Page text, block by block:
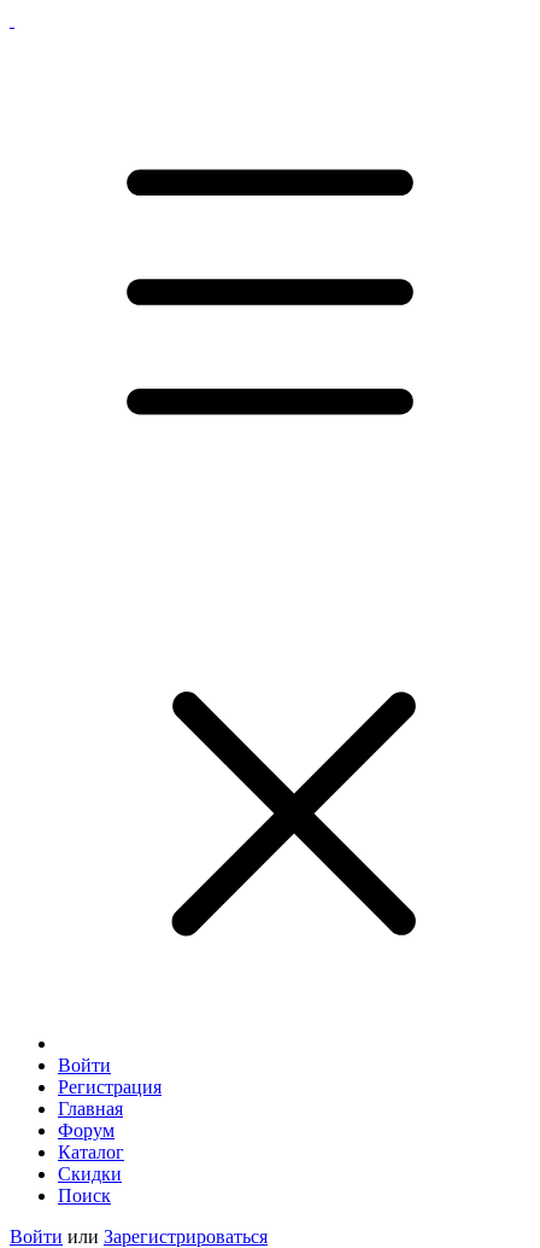
Войти
Регистрация
Главная
Форум
Каталог
Скидки
Поиск
Войти или Зарегистрироваться